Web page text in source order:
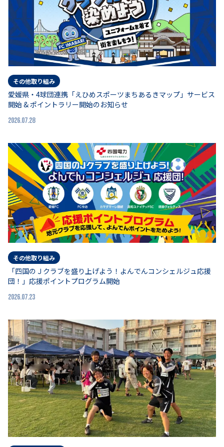
その他取り組み
愛媛県・4球団連携「えひめスポーツまちあるきマップ」サービス
開始 & ポイントラリー開始のお知らせ
2026.07.28
その他取り組み
「四国のＪクラブを盛り上げよう！よんでんコンシェルジュ応援
団！」応援ポイントプログラム開始
2026.07.23